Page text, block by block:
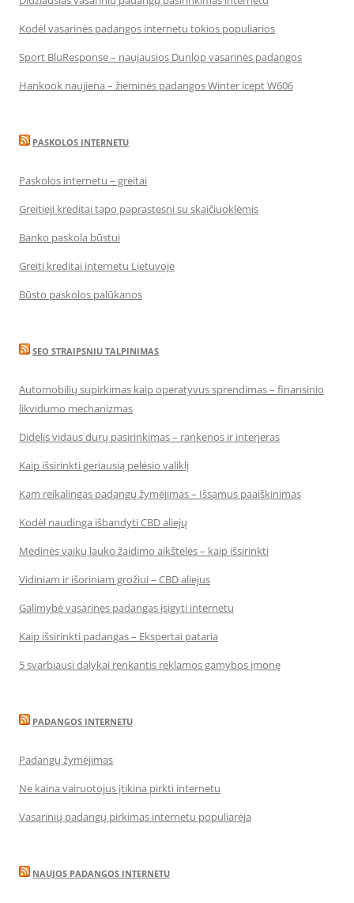
Kodėl vasarinės padangos internetu tokios populiarios
Sport BluResponse – naujausios Dunlop vasarinės padangos
Hankook naujiena – žieminės padangos Winter icept W606
PASKOLOS INTERNETU
Paskolos internetu – greitai
Greitieji kreditai tapo paprastesni su skaičiuoklėmis
Banko paskola būstui
Greiti kreditai internetu Lietuvoje
Būsto paskolos palūkanos
SEO STRAIPSNIU TALPINIMAS
Automobilių supirkimas kaip operatyvus sprendimas – finansinio
likvidumo mechanizmas
Didelis vidaus durų pasirinkimas – rankenos ir interjeras
Kaip išsirinkti geriausią pelėsio valiklį
Kam reikalingas padangų žymėjimas – Išsamus paaiškinimas
Kodėl naudinga išbandyti CBD aliejų
Medinės vaikų lauko žaidimo aikštelės – kaip išsirinkti
Vidiniam ir išoriniam grožiui – CBD aliejus
Galimybė vasarines padangas įsigyti internetu
Kaip išsirinkti padangas – Ekspertai pataria
5 svarbiausi dalykai renkantis reklamos gamybos įmonę
PADANGOS INTERNETU
Padangų žymėjimas
Ne kaina vairuotojus įtikina pirkti internetu
Vasarinių padangų pirkimas internetu populiarėja
NAUJOS PADANGOS INTERNETU